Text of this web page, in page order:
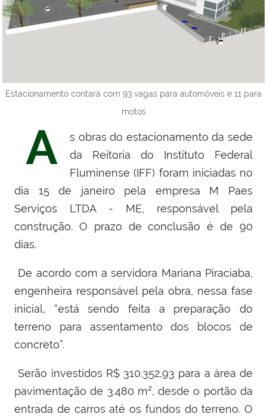
Estacionamento contará com 93 vagas para automóveis e 11 para
motos
A
s obras do estacionamento da sede
da Reitoria do Instituto Federal
Fluminense (IFF) foram iniciadas no
dia 15 de janeiro pela empresa M Paes
Serviços LTDA - ME, responsável pela
construção. O prazo de conclusão é de 90
dias.
De acordo com a servidora Mariana Piraciaba,
engenheira responsável pela obra, nessa fase
inicial, “está sendo feita a preparação do
terreno para assentamento dos blocos de
concreto”.
Serão investidos R$ 310.352,93 para a área de
pavimentação de 3.480 m², desde o portão da
entrada de carros até os fundos do terreno. O